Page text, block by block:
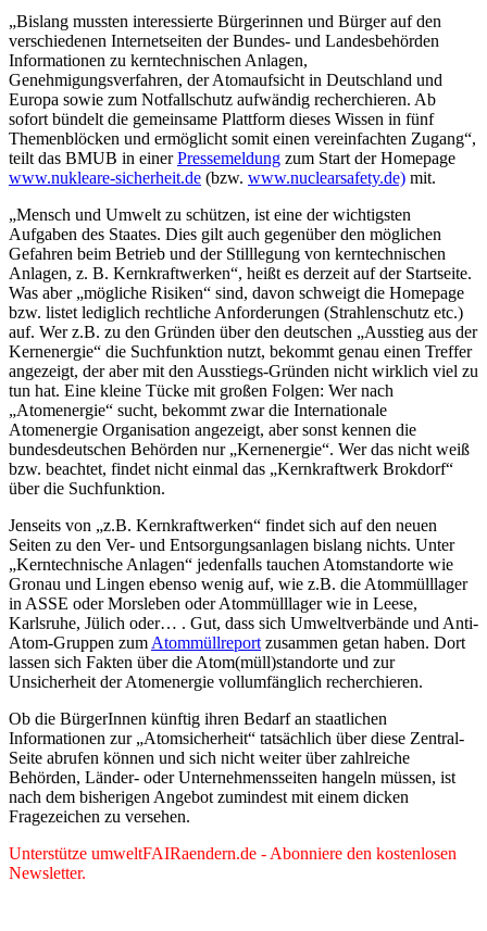
„Bislang mussten interessierte Bürgerinnen und Bürger auf den
verschiedenen Internetseiten der Bundes- und Landesbehörden
Informationen zu kerntechnischen Anlagen,
Genehmigungsverfahren, der Atomaufsicht in Deutschland und
Europa sowie zum Notfallschutz aufwändig recherchieren. Ab
sofort bündelt die gemeinsame Plattform dieses Wissen in fünf
Themenblöcken und ermöglicht somit einen vereinfachten Zugang“,
teilt das BMUB in einerPressemeldung zum Start der Homepage
www.nukleare-sicherheit.de (bzw. www.nuclearsafety.de) mit.
„Mensch und Umwelt zu schützen, ist eine der wichtigsten
Aufgaben des Staates. Dies gilt auch gegenüber den möglichen
Gefahren beim Betrieb und der Stilllegung von kerntechnischen
Anlagen, z. B. Kernkraftwerken“, heißt es derzeit auf der Startseite.
Was aber „mögliche Risiken“ sind, davon schweigt die Homepage
bzw. listet lediglich rechtliche Anforderungen (Strahlenschutz etc.)
auf. Wer z.B. zu den Gründen über den deutschen „Ausstieg aus der
Kernenergie“ die Suchfunktion nutzt, bekommt genau einen Treffer
angezeigt, der aber mit den Ausstiegs-Gründen nicht wirklich viel zu
tun hat. Eine kleine Tücke mit großen Folgen: Wer nach
„Atomenergie“ sucht, bekommt zwar die Internationale
Atomenergie Organisation angezeigt, aber sonst kennen die
bundesdeutschen Behörden nur „Kernenergie“. Wer das nicht weiß
bzw. beachtet, findet nicht einmal das „Kernkraftwerk Brokdorf“
über die Suchfunktion.
Jenseits von „z.B. Kernkraftwerken“ findet sich auf den neuen
Seiten zu den Ver- und Entsorgungsanlagen bislang nichts. Unter
„Kerntechnische Anlagen“ jedenfalls tauchen Atomstandorte wie
Gronau und Lingen ebenso wenig auf, wie z.B. die Atommülllager
in ASSE oder Morsleben oder Atommülllager wie in Leese,
Karlsruhe, Jülich oder… . Gut, dass sich Umweltverbände und Anti-
Atom-Gruppen zum Atommüllreport zusammen getan haben. Dort
lassen sich Fakten über die Atom(müll)standorte und zur
Unsicherheit der Atomenergie vollumfänglich recherchieren.
Ob die BürgerInnen künftig ihren Bedarf an staatlichen
Informationen zur „Atomsicherheit“ tatsächlich über diese Zentral-
Seite abrufen können und sich nicht weiter über zahlreiche
Behörden, Länder- oder Unternehmensseiten hangeln müssen, ist
nach dem bisherigen Angebot zumindest mit einem dicken
Fragezeichen zu versehen.
Unterstütze umweltFAIRaendern.de - Abonniere den kostenlosen
Newsletter.